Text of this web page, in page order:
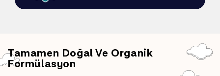
Tamamen Doğal Ve Organik
Formülasyon